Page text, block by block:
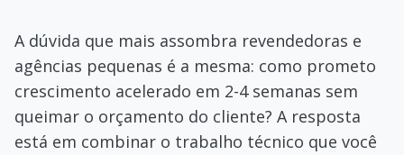
A dúvida que mais assombra revendedoras e
agências pequenas é a mesma: como prometo
crescimento acelerado em 2-4 semanas sem
queimar o orçamento do cliente? A resposta
está em combinar o trabalho técnico que você